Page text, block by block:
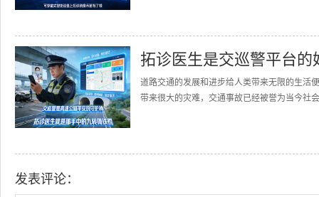
拓诊医生是交巡警平台的
道路交通的发展和进步给人类带来无限的生活
带来很大的灾难，交通事故已经被誉为当今社
发表评论：